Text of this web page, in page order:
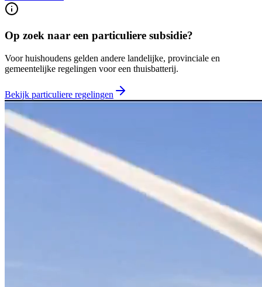
Op zoek naar een particuliere subsidie?
Voor huishoudens gelden andere landelijke, provinciale en
gemeentelijke regelingen voor een thuisbatterij.
Bekijk particuliere regelingen